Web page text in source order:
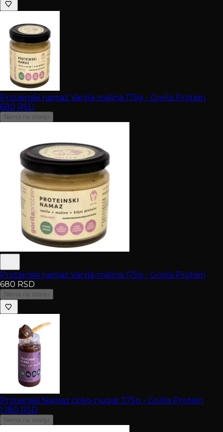
Proteinski namaz Vanila-malina 175g - Gorila Protein
680 RSD
Nema na stanju
Proteinski namaz Vanila-malina 175g - Gorila Protein
680 RSD
Nema na stanju
Proteinski Namaz čoko-nugat 375g - Gorila Protein
1.180 RSD
Nema na stanju